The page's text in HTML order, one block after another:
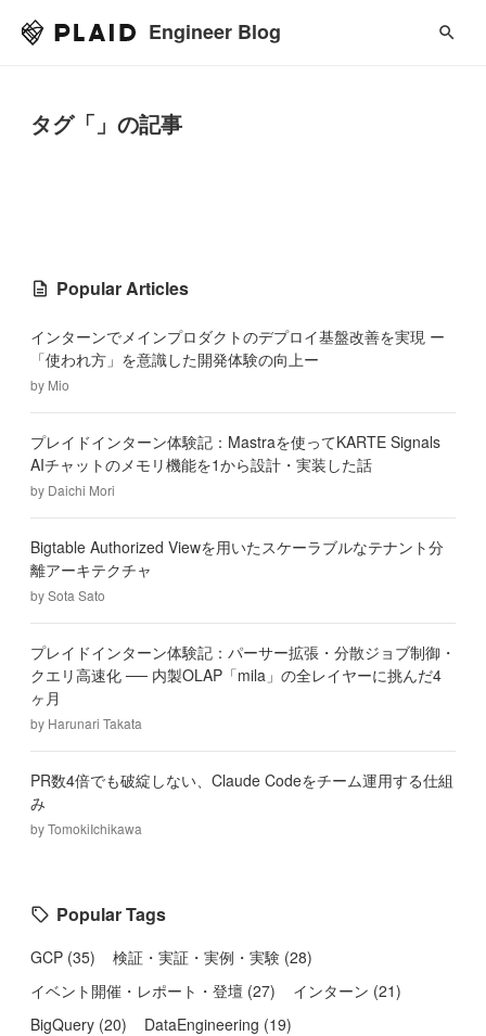
Engineer Blog
タグ「」の記事
Popular Articles
インターンでメインプロダクトのデプロイ基盤改善を実現 ー
「使われ方」を意識した開発体験の向上ー
by Mio
プレイドインターン体験記：Mastraを使ってKARTE Signals
AIチャットのメモリ機能を1から設計・実装した話
by Daichi Mori
Bigtable Authorized Viewを用いたスケーラブルなテナント分
離アーキテクチャ
bySota Sato
プレイドインターン体験記：パーサー拡張・分散ジョブ制御・
クエリ高速化 ── 内製OLAP「mila」の全レイヤーに挑んだ4
ヶ月
by Harunari Takata
PR数4倍でも破綻しない、Claude Codeをチーム運用する仕組
み
byTomokiIchikawa
Popular Tags
GCP (35) 検証・実証・実例・実験 (28)
イベント開催・レポート・登壇 (27) インターン (21)
BigQuery (20) DataEngineering (19)